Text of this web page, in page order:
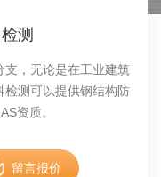
测
支，无论是在工业建筑
检测可以提供钢结构防
资质。
留言报价